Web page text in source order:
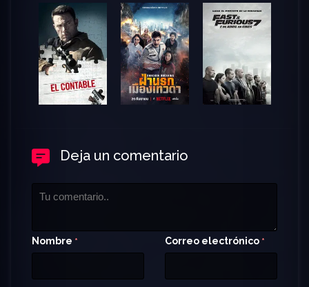
Deja un comentario
Nombre * Correo electrónico *